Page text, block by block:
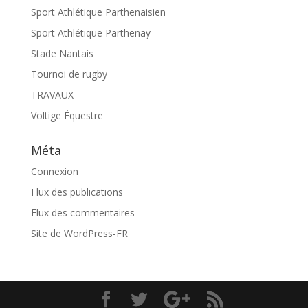
Sport Athlétique Parthenaisien
Sport Athlétique Parthenay
Stade Nantais
Tournoi de rugby
TRAVAUX
Voltige Équestre
Méta
Connexion
Flux des publications
Flux des commentaires
Site de WordPress-FR